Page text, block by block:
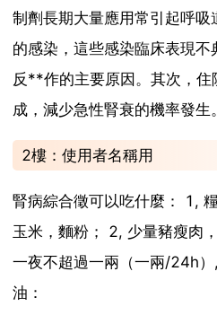
制劑長期大量應用常引起呼
的感染，這些感染臨床表現不
反**作的主要原因。其次，
成，減少急性腎衰的機率發生。
2樓：使用者名稱用
腎病綜合徵可以吃什麼： 1,
玉米，麵粉； 2, 少量豬瘦肉
一夜不超過一兩（一兩/24h
油：